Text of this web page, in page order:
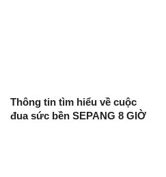
Thông tin tìm hiểu về cuộc
đua sức bền SEPANG 8 GIỜ